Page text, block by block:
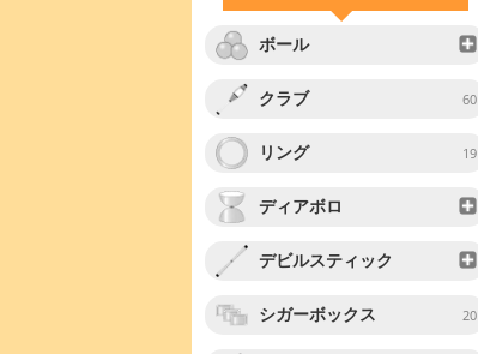
ボール
クラブ 60
リング 19
ディアボロ
デビルスティック
シガーボックス 20